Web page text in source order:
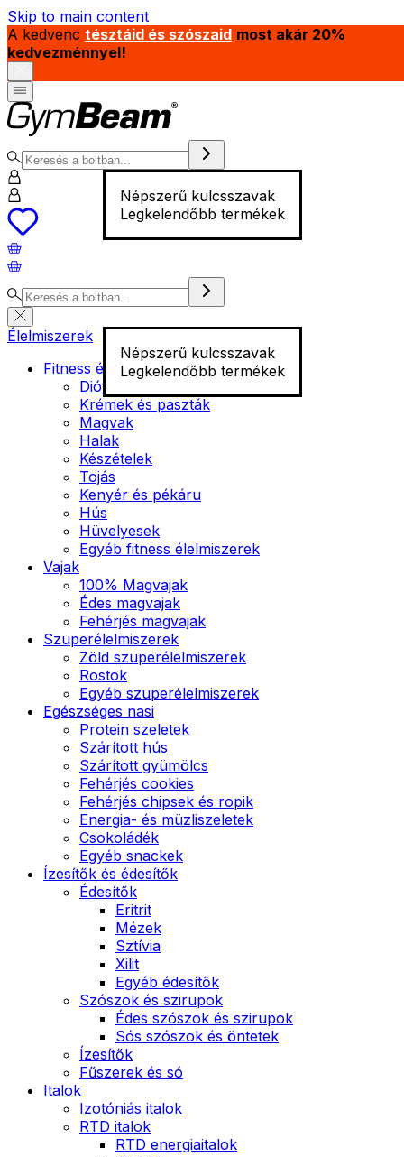
Skip to main content
A kedvenc tésztáid és szószaid most akár 20%
kedvezménnyel!
Népszerű kulcsszavak
Legkelendőbb termékek
Népszerű kulcsszavak
Legkelendőbb termékek
Élelmiszerek
Fitness élelmiszer
Diófélék
Krémek és paszták
Magvak
Halak
Készételek
Tojás
Kenyér és pékáru
Hús
Hüvelyesek
Egyéb fitness élelmiszerek
Vajak
100% Magvajak
Édes magvajak
Fehérjés magvajak
Szuperélelmiszerek
Zöld szuperélelmiszerek
Rostok
Egyéb szuperélelmiszerek
Egészséges nasi
Protein szeletek
Szárított hús
Szárított gyümölcs
Fehérjés cookies
Fehérjés chipsek és ropik
Energia- és müzliszeletek
Csokoládék
Egyéb snackek
Ízesítők és édesítők
Édesítők
Eritrit
Mézek
Sztívia
Xilit
Egyéb édesítők
Szószok és szirupok
Édes szószok és szirupok
Sós szószok és öntetek
Ízesítők
Fűszerek és só
Italok
Izotóniás italok
RTD italok
RTD energiaitalok